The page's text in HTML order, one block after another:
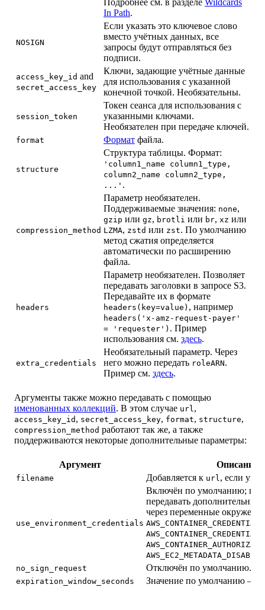
Подробнее см. в разделе Wildcards
In Path.
NOSIGN
Если указать это ключевое слово
вместо учётных данных, все
запросы будут отправляться без
подписи.
access_key_id and
secret_access_key
Ключи, задающие учётные данные
для использования с указанной
конечной точкой. Необязательны.
session_token
Токен сеанса для использования с
указанными ключами.
Необязателен при передаче ключей.
format Формат файла.
structure
Структура таблицы. Формат:
'column1_name column1_type,
column2_name column2_type,
...' .
compression_method
Параметр необязателен.
Поддерживаемые значения: none,
gzip или gz, brotli или br, xz или
LZMA, zstd или zst. По умолчанию
метод сжатия определяется
автоматически по расширению
файла.
headers
Параметр необязателен. Позволяет
передавать заголовки в запросе S3.
Передавайте их в формате
headers(key=value) , например
headers('x-amz-request-payer'
= 'requester') . Пример
использования см. здесь.
extra_credentials
Необязательный параметр. Через
него можно передать roleARN.
Пример см. здесь.
Аргументы также можно передавать с помощью
именованных коллекций. В этом случае url,
access_key_id , secret_access_key, format, structure,
compression_method работают так же, а также
поддерживаются некоторые дополнительные параметры:
Аргумент Описание
filename Добавляется к url, если
use_environment_credentials
Включён по умолчанию;
передавать дополнительные
через переменные
AWS_EC2_METADATA_DISABLED
no_sign_request Отключён по умолчанию.
expiration_window_seconds Значение по умолчанию —